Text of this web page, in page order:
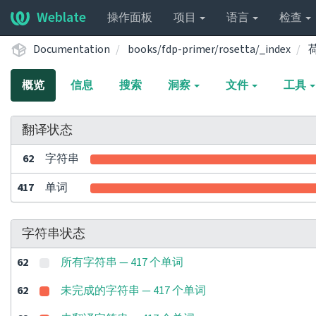
Weblate 操作面板 项目 语言 检查
Documentation books/fdp-primer/rosetta/_index
概览 信息 搜索 洞察 文件 工具
翻译状态
62 字符串
417 单词
字符串状态
62 所有字符串 — 417 个单词
62
未完成的字符串 — 417 个单词